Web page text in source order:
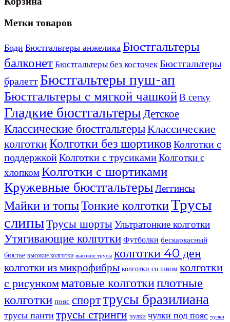
товара.
Метки товаров
Боди Бюстгальтеры анжеликаБюстгальтеры
балконет Бюстгальтеры без косточек Бюстгальтеры
бралеттБюстгальтеры пуш-ап
Бюстгальтеры с мягкой чашкойВ сетку
Гладкие бюстгальтерыДетское
Классические бюстгальтерыКлассические
колготкиКолготки без шортиковКолготки с
поддержкойКолготки с трусикамиКолготки с
хлопкомКолготки с шортиками
Кружевные бюстгальтерыЛеггинсы
Майки и топыТонкие колготкиТрусы
слипыТрусы шортыУльтратонкие колготки
Утягивающие колготки Футболки бескаркасный
бюстье высокие колготки высокие трусы колготки 40 ден
колготки из микрофибры колготки со швом колготки
с рисункомматовые колготкиплотные
колготки пояс спорттрусы бразилиана
трусы панти трусы стринги чулки чулки под пояс чулки